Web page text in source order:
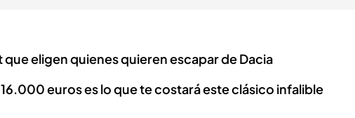
que eligen quienes quieren escapar de Dacia
euros es lo que te costará este clásico infalible